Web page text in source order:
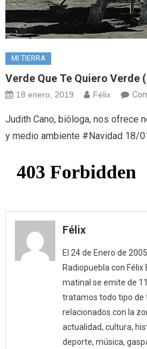
MI TIERRA
Verde Que Te Quiero Verde
18 enero, 2019 Félix
Judith Cano, bióloga, nos ofrece
y medio ambiente #Navidad 18/
Félix
El 24 de Enero de
Radiopuebla con Félix
matinal se emite de
tratamos todo tipo de
relacionados con la
actualidad, cultura,
deporte, música,